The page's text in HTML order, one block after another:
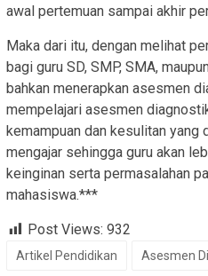
awal pertemuan sampai akhir
Maka dari itu, dengan melihat
bagi guru SD, SMP, SMA,
bahkan menerapkan asesmen
mempelajari asesmen
kemampuan dan kesulitan
mengajar sehingga guru akan
keinginan serta permasalahan
mahasiswa.***
Post Views: 932
Artikel Pendidikan Asesmen